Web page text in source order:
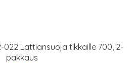
022 Lattiansuoja tikkaille 700, 2-
pakkaus